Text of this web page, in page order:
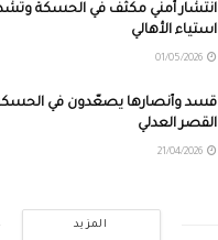
انتشار أمني مكثف في الحسكة
استياء الأهالي
قسد وأنصارها يصعّدون في
القصر العدلي
المزيد